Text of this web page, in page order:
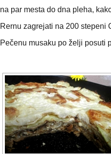
na par mesta do dna pleha,
Rernu zagrejati na 200 stepeni
Pečenu musaku po želji posuti